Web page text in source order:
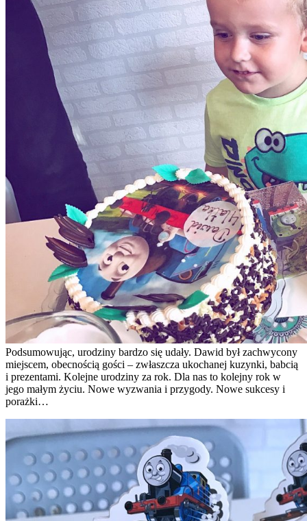
Podsumowując, urodziny bardzo się udały. Dawid był zachwycony
miejscem, obecnością gości – zwłaszcza ukochanej kuzynki, babcią
i prezentami. Kolejne urodziny za rok. Dla nas to kolejny rok w
jego małym życiu. Nowe wyzwania i przygody. Nowe sukcesy i
porażki…